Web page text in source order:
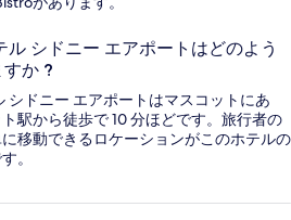
ル シドニー エアポートはどのよう
か ?
シドニー エアポートはマスコットにあ
駅から徒歩で 10 分ほどです。旅行者の
移動できるロケーションがこのホテルの
。